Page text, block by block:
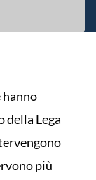
della Lega
più